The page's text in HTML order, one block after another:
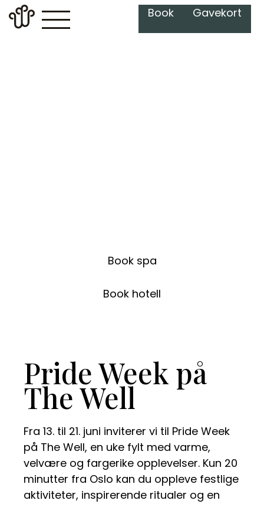
Book Gavekort
Book spa
Book hotell
Pride Week på
The Well
Fra 13. til 21. juni inviterer vi til Pride Week
på The Well, en uke fylt med varme,
velvære og fargerike opplevelser. Kun 20
minutter fra Oslo kan du oppleve festlige
aktiviteter, inspirerende ritualer og en